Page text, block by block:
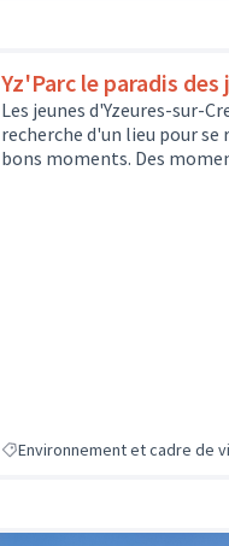
Yz'Parc le paradis des
Les jeunes d'Yzeures-sur-
recherche d'un lieu pour se
bons moments. Des
Environnement et cadre de